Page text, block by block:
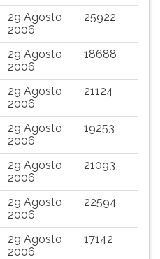
29 Agosto
2006
25922
29 Agosto
2006
18688
29 Agosto
2006
21124
29 Agosto
2006
19253
29 Agosto
2006
21093
29 Agosto
2006
22594
29 Agosto
2006
17142